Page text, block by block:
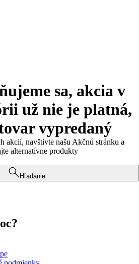
sa, akcia v
už nie je platná,
vypredaný
akcií, navštívte našu Akčnú stránku a
alternatívne produkty
Hľadanie